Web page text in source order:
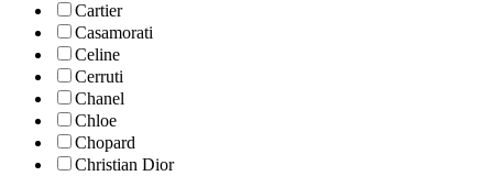
Cartier
Casamorati
Celine
Cerruti
Chanel
Chloe
Chopard
Christian Dior